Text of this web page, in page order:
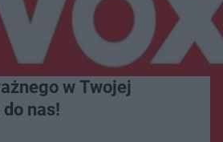
w Twojej
nas!